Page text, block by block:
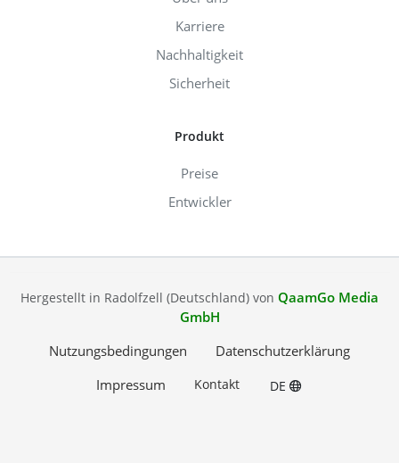
Karriere
Nachhaltigkeit
Sicherheit
Produkt
Preise
Entwickler
Hergestellt in Radolfzell (Deutschland) von QaamGo Media
GmbH
Nutzungsbedingungen
Datenschutzerklärung
Impressum
Kontakt DE